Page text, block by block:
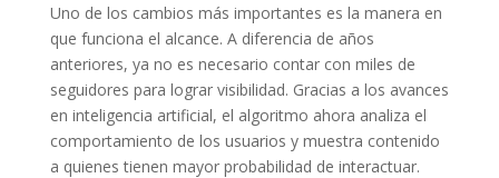
Uno de los cambios más importantes es la manera en
que funciona el alcance. A diferencia de años
anteriores, ya no es necesario contar con miles de
seguidores para lograr visibilidad. Gracias a los avances
en inteligencia artificial, el algoritmo ahora analiza el
comportamiento de los usuarios y muestra contenido
a quienes tienen mayor probabilidad de interactuar.